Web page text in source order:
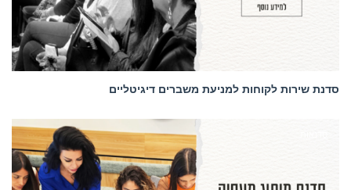
סדנת שירות לקוחות למניעת משברים דיגיטליים